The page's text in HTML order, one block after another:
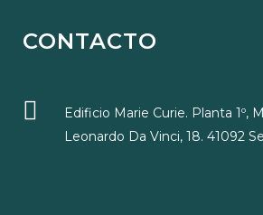
CONTACTO
Edificio Marie Curie. Planta 1º,
Leonardo Da Vinci, 18. 41092